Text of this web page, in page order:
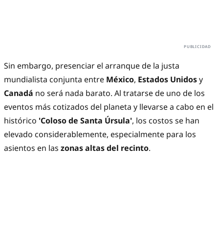
Sin embargo, presenciar el arranque de la justa
mundialista conjunta entre México, Estados Unidosy
Canadá no será nada barato. Al tratarse de uno de los
eventos más cotizados del planeta y llevarse a cabo en el
histórico 'Coloso de Santa Úrsula', los costos se han
elevado considerablemente, especialmente para los
asientos en las zonas altas del recinto.